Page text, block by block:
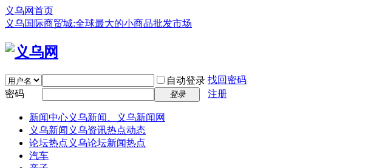
义乌网首页
义乌国际商贸城:全球最大的小商品批发市场
自动登录 找回密码
密码
登录 注册
新闻中心义乌新闻、义乌新闻网
义乌新闻 义乌资讯热点动态
论坛热点 义乌论坛新闻热点
汽车